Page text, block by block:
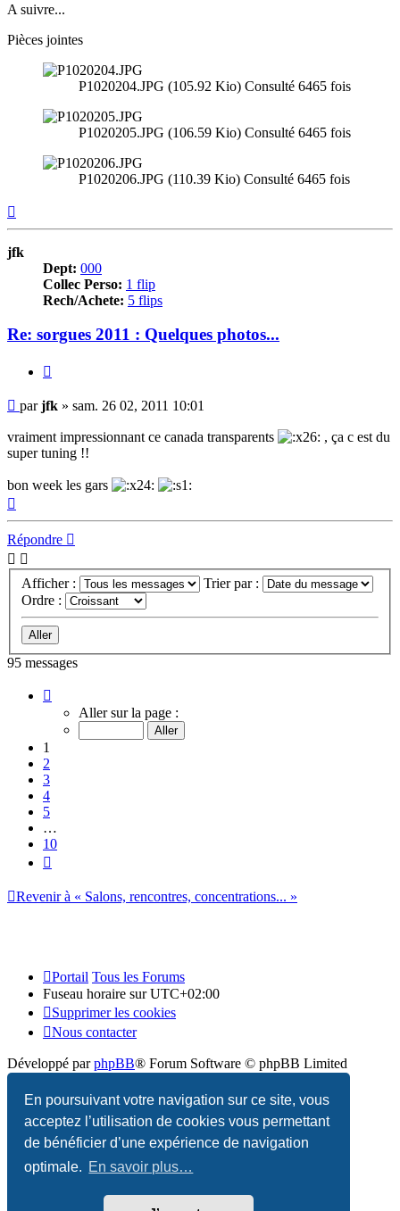
En poursuivant votre navigation sur ce site, vous
acceptez l’utilisation de cookies vous permettant
de bénéficier d’une expérience de navigation
optimale. En savoir plus…
A suivre...
Pièces jointes
P1020204.JPG (105.92 Kio) Consulté 6465 fois
P1020205.JPG (106.59 Kio) Consulté 6465 fois
P1020206.JPG (110.39 Kio) Consulté 6465 fois
jfk
Dept: 000
Collec Perso: 1 flip
Rech/Achete: 5 flips
Re: sorgues 2011 : Quelques photos...
Message
parjfk » sam. 26 02, 2011 10:01
vraiment impressionnant ce canada transparents
, ça c est du
super tuning !!
bon week les gars
Répondre
Afficher :
Trier par :
Ordre :
95 messages
sur
Aller sur la page :
1
2
3
4
5
…
10
Revenir à « Salons, rencontres, concentrations... »
Portail Tous les Forums
Fuseau horaire surUTC+02:00
Supprimer les cookies
Nous contacter
Développé parphpBB® Forum Software © phpBB Limited
Traduction française officielle©Qiaeru
Confidentialité |Conditions